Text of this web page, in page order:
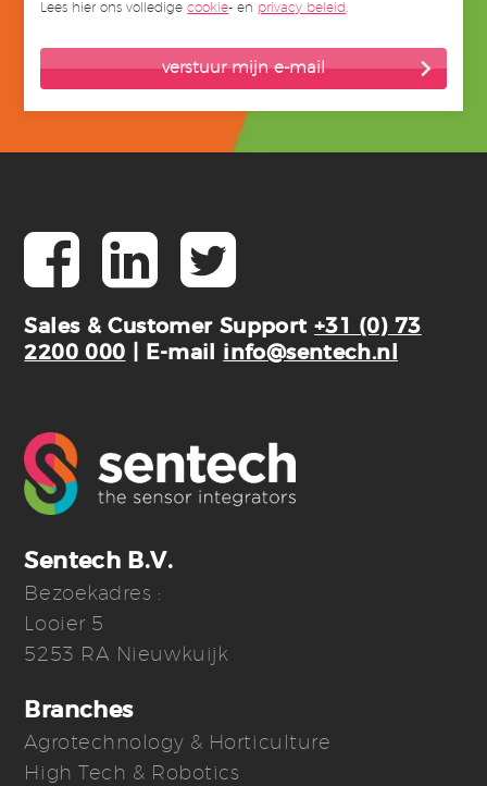
Lees hier ons volledigecookie- en privacy beleid
Sales & Customer Support +31 (0) 73
2200 000 | E-mail info@sentech.nl
Sentech B.V.
Bezoekadres :
Looier 5
5253 RA Nieuwkuijk
Branches
Agrotechnology & Horticulture
High Tech & Robotics